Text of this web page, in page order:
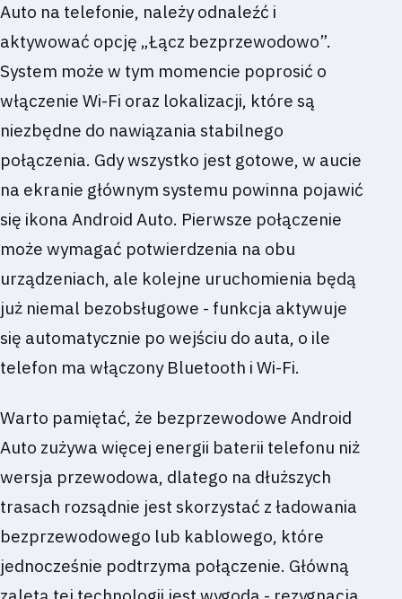
Auto na telefonie, należy odnaleźć i
aktywować opcję „Łącz bezprzewodowo”.
System może w tym momencie poprosić o
włączenie Wi-Fi oraz lokalizacji, które są
niezbędne do nawiązania stabilnego
połączenia. Gdy wszystko jest gotowe, w aucie
na ekranie głównym systemu powinna pojawić
się ikona Android Auto. Pierwsze połączenie
może wymagać potwierdzenia na obu
urządzeniach, ale kolejne uruchomienia będą
już niemal bezobsługowe - funkcja aktywuje
się automatycznie po wejściu do auta, o ile
telefon ma włączony Bluetooth i Wi-Fi.
Warto pamiętać, że bezprzewodowe Android
Auto zużywa więcej energii baterii telefonu niż
wersja przewodowa, dlatego na dłuższych
trasach rozsądnie jest skorzystać z ładowania
bezprzewodowego lub kablowego, które
jednocześnie podtrzyma połączenie. Główną